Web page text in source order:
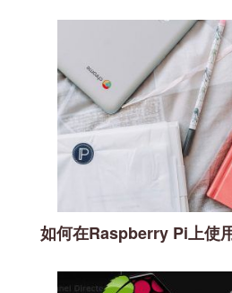
如何在Raspberry Pi上使